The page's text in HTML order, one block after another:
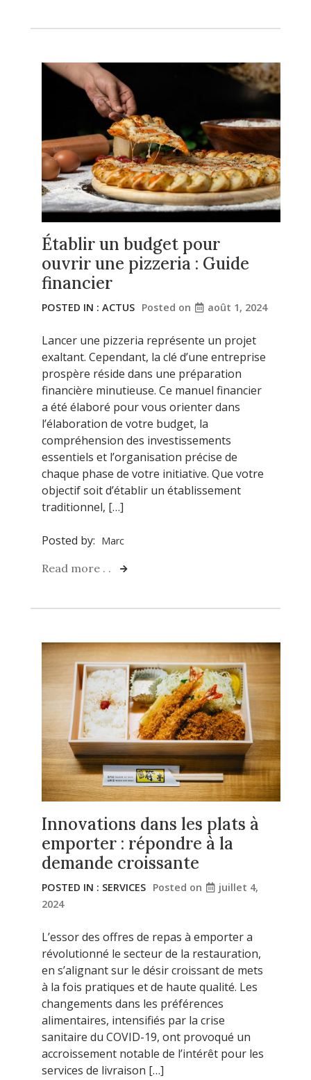
Établir un budget pour
ouvrir une pizzeria : Guide
financier
POSTED IN : ACTUS Posted on août 1, 2024
Lancer une pizzeria représente un projet
exaltant. Cependant, la clé d’une entreprise
prospère réside dans une préparation
financière minutieuse. Ce manuel financier
a été élaboré pour vous orienter dans
l’élaboration de votre budget, la
compréhension des investissements
essentiels et l’organisation précise de
chaque phase de votre initiative. Que votre
objectif soit d’établir un établissement
traditionnel, […]
Posted by: Marc
Read more . .
Innovations dans les plats à
emporter : répondre à la
demande croissante
POSTED IN : SERVICES Posted on
juillet 4,
2024
L’essor des offres de repas à emporter a
révolutionné le secteur de la restauration,
en s’alignant sur le désir croissant de mets
à la fois pratiques et de haute qualité. Les
changements dans les préférences
alimentaires, intensifiés par la crise
sanitaire du COVID-19, ont provoqué un
accroissement notable de l’intérêt pour les
services de livraison […]